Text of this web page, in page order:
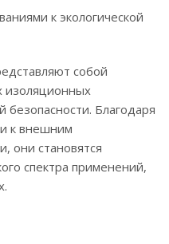
к экологической
собой
изоляционных
безопасности. Благодаря
к внешним
они становятся
спектра применений,